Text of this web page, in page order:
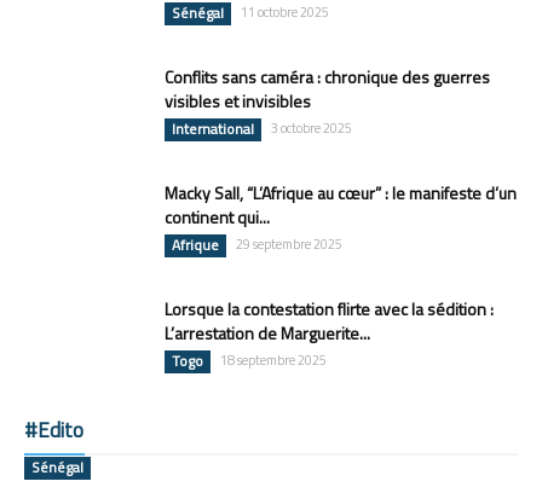
Sénégal 11 octobre 2025
Conflits sans caméra : chronique des guerres
visibles et invisibles
International 3 octobre 2025
Macky Sall, “L’Afrique au cœur” : le manifeste d’un
continent qui...
Afrique 29 septembre 2025
Lorsque la contestation flirte avec la sédition :
L’arrestation de Marguerite...
Togo 18 septembre 2025
#Edito
Sénégal